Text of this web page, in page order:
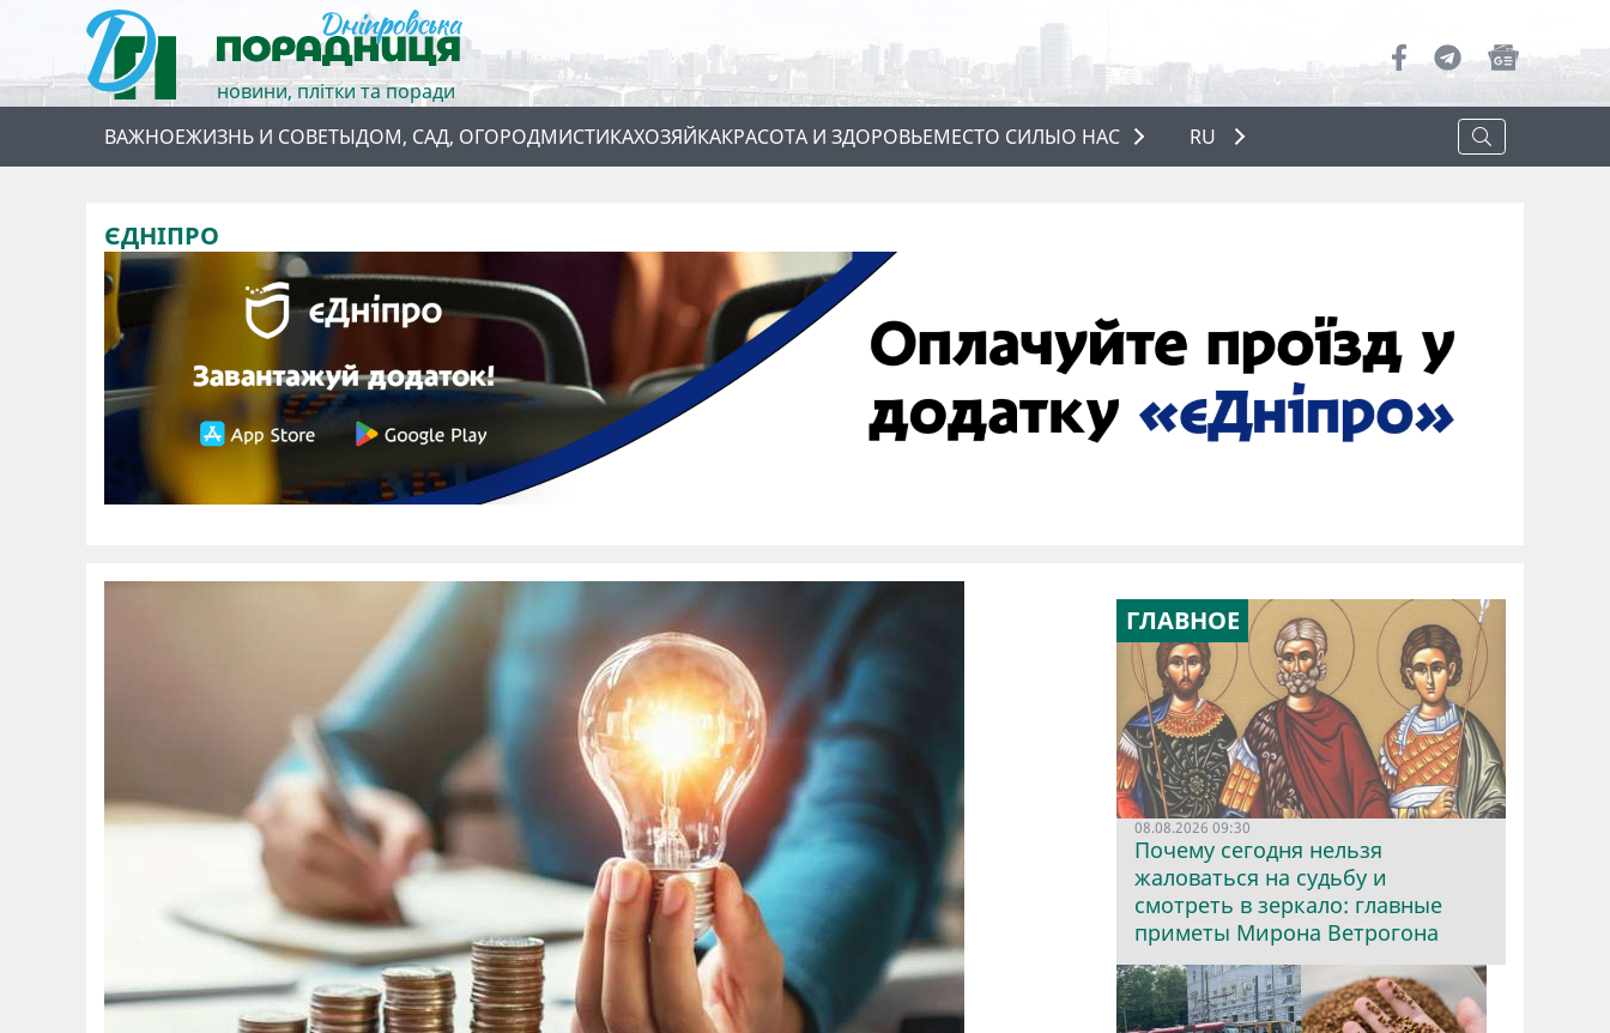
новини, плітки та поради
ВАЖНОЕЖИЗНЬ И СОВЕТЫДОМ, САД, ОГОРОДМИСТИКАХОЗЯЙКАКРАСОТА И ЗДОРОВЬЕМЕСТО СИЛЫО НАС
О НАС
RU
ЄДНІПРО
ГЛАВНОЕ
08.08.2026 09:30
Почему сегодня нельзя
жаловаться на судьбу и
смотреть в зеркало: главные
приметы Мирона Ветрогона